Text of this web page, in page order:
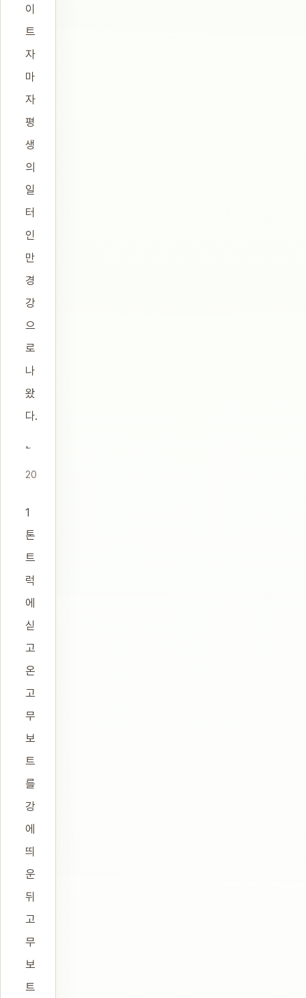
이
트
자
마
자
평
생
의
일
터
인
만
경
강
으
로
나
왔
다.
20
1
톤
트
럭
에
싣
고
온
고
무
보
트
를
강
에
띄
운
뒤
고
무
보
트